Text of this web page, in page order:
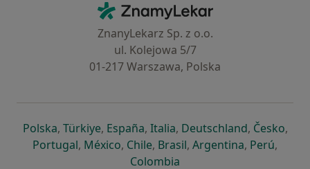
ZnamyLekar - Hlavní stránka
ZnanyLekarz Sp. z o.o.
ul. Kolejowa 5/7
01-217 Warszawa, Polska
Polskase otevře v nové záložce
, Türkiyese otevře v nové záložce
, Españase otevře v nové záložce
, Italiase otevře v nové záložce
, Deutschlandse otevře v
, Českose
,
Portugalse otevře v nové záložce
, Méxicose otevře v nové záložce
, Chilese otevře v nové záložce
, Brasilse otevře v nové
, Argentinase otevře v
, Perúse
,
Colombia